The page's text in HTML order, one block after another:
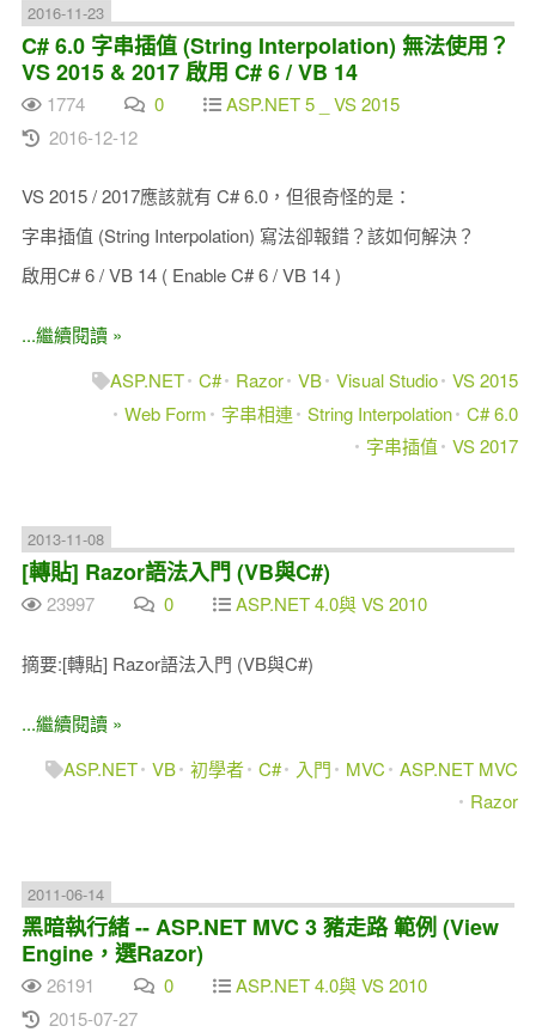
2016-11-23
C# 6.0 字串插值 (String Interpolation) 無法使用？
VS 2015 & 2017 啟用 C# 6 / VB 14
1774 0
ASP.NET 5 _ VS 2015
2016-12-12
VS 2015 / 2017應該就有 C# 6.0，但很奇怪的是：
字串插值 (String Interpolation) 寫法卻報錯？該如何解決？
啟用C# 6 / VB 14 ( Enable C# 6 / VB 14 )
...繼續閱讀 »
ASP.NET C# Razor VB Visual Studio VS 2015
Web Form
字串相連 String Interpolation C# 6.0
字串插值
VS 2017
2013-11-08
[轉貼] Razor語法入門 (VB與C#)
23997 0 ASP.NET 4.0與 VS 2010
摘要:[轉貼] Razor語法入門 (VB與C#)
...繼續閱讀 »
ASP.NET VB 初學者 C# 入門 MVC
ASP.NET MVC
Razor
2011-06-14
黑暗執行緒 -- ASP.NET MVC 3 豬走路 範例 (View
Engine，選Razor)
26191 0
ASP.NET 4.0與 VS 2010
2015-07-27